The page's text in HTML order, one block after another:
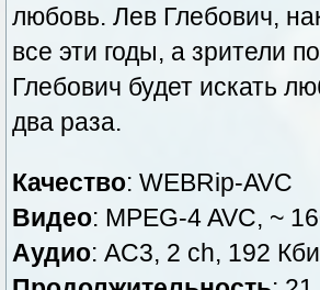
любовь. Лев Глебович,
все эти годы, а зрители
Глебович будет искать
два раза.
Качество: WEBRip-AVC
Видео: MPEG-4 AVC, ~
Аудио: AC3, 2 ch, 192